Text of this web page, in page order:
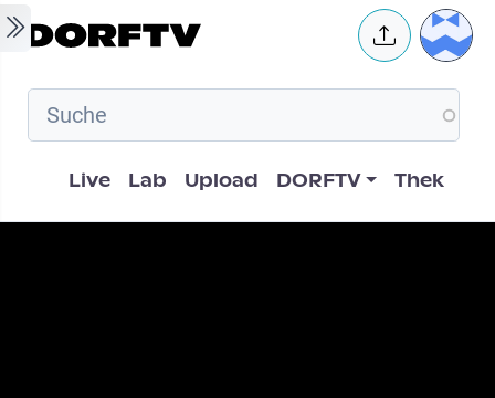
Skip to main content User
Hauptnavigation
Live Lab Upload DORFTV Thek